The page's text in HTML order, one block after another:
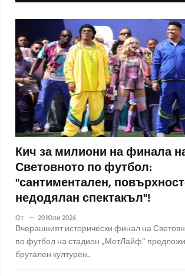
Кич за милиони на финала
Световното по футбол:
"сантиментален,
недодялан спектакъл"!
От 20 Юли 2026
Вчерашният исторически финал на
по футбол на стадион „МетЛайф“
брутален културен..